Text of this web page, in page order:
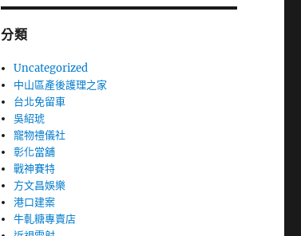
分類
Uncategorized
中山區產後護理之家
台北免留車
吳紹琥
寵物禮儀社
彰化當舖
戰神賽特
方文昌娛樂
港口建案
牛軋糖專賣店